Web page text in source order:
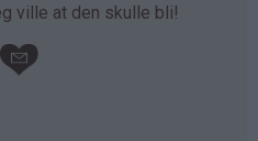
ville at den skulle bli!